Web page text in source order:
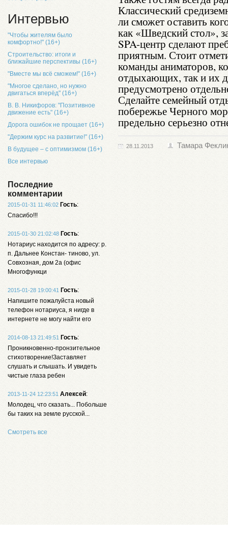
Интервью
"Чтобы жителям было
комфортно!" (16+)
Строительство: итоги и
ближайшие перспективы (16+)
"Вместе мы всё сможем!" (16+)
"Многое сделано, но нужно
двигаться вперёд" (16+)
В. В. Никифоров: "Позитивное
движение есть" (16+)
Дорога ошибок не прощает (16+)
"Держим курс на развитие!" (16+)
В будущее – с оптимизмом (16+)
Все интервью
Последние
комментарии
2015-01-31 11:46:02 Гость:
Спасибо!!!
2015-01-30 21:02:48 Гость:
Нотариус находится по адресу: р.
п. Дальнее Констан- тиново, ул.
Совхозная, дом 2а (офис
Многофункци
2015-01-28 19:00:41 Гость:
Напишите пожалуйста новый
телефон нотариуса, я нигде в
интернете не могу найти его
2014-08-13 21:49:51 Гость:
Проникновенно-пронзительное
стихотворение!Заставляет
слушать и слышать. И увидеть
чистые глаза ребен
2013-11-24 12:23:51 Алексей:
Молодец, что сказать... Побольше
бы таких на земле русской...
Смотреть все
Классический
ли сможет оставить
как «Шведский стол»,
SPA-центр сделают
приятным. Стоит
команды аниматоров,
отдыхающих, так и их
предусмотрено
Сделайте семейный
побережье Черного
предельно серьезно
28.11.2013 Тамара